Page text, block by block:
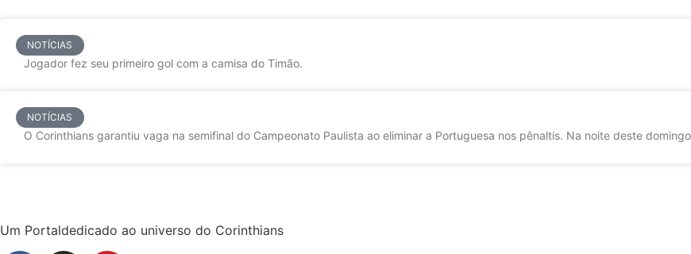
NOTÍCIAS
Jogador fez seu primeiro gol com a camisa do Timão.
NOTÍCIAS
O Corinthians garantiu vaga na semifinal do Campeonato Paulista ao eliminar a Portuguesa nos pênaltis. Na noite deste
Um Portaldedicado ao universo do Corinthians